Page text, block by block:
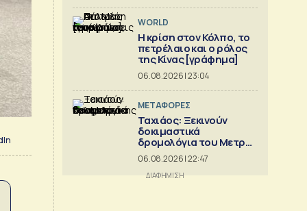
WORLD
Η κρίση στoν Κόλπο, το
πετρέλαιο και ο ρόλος
της Κίνας [γράφημα]
06.08.2026 | 23:04
ΜΕΤΑΦΟΡΕΣ
Ταχιάος: Ξεκινούν
δοκιμαστικά
δρομολόγια του Μετρό
Θεσσαλονίκης προς
Καλαμαριά
06.08.2026 | 22:47